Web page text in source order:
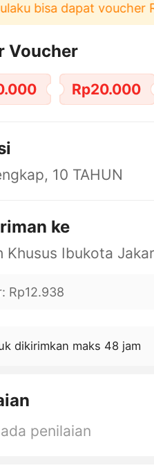
bisa dapat voucher
Voucher
Rp20.000
10 TAHUN
ke
: Rp12.938
dikirimkan maks 48 jam
penilaian